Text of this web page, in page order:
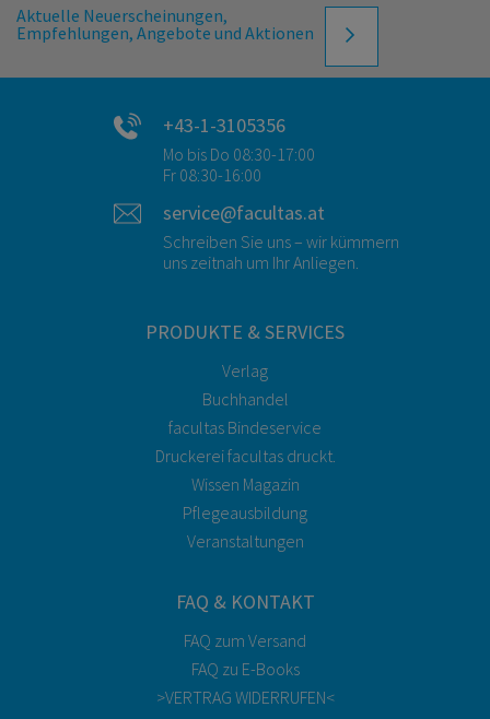
Aktuelle Neuerscheinungen,
Empfehlungen, Angebote und Aktionen
+43-1-3105356
Mo bis Do 08:30-17:00
Fr 08:30-16:00
service@facultas.at
Schreiben Sie uns – wir kümmern
uns zeitnah um Ihr Anliegen.
PRODUKTE & SERVICES
Verlag
Buchhandel
facultas Bindeservice
Druckerei facultas druckt.
Wissen Magazin
Pflegeausbildung
Veranstaltungen
FAQ & KONTAKT
FAQ zum Versand
FAQ zu E-Books
>VERTRAG WIDERRUFEN<